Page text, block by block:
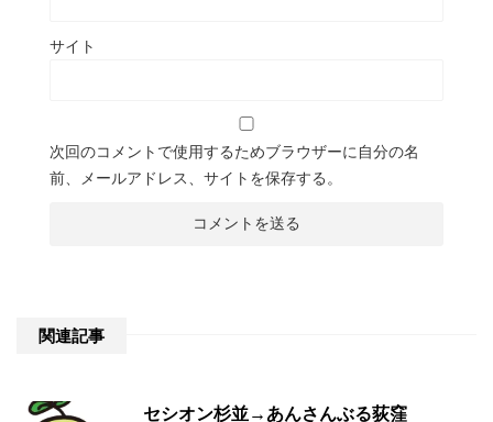
サイト
次回のコメントで使用するためブラウザーに自分の名
前、メールアドレス、サイトを保存する。
関連記事
セシオン杉並→あんさんぶる荻窪